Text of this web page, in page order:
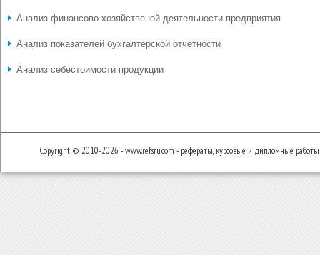
Анализ финансово-хозяйственой деятельности предприятия
Анализ показателей бухгалтерской отчетности
Анализ себестоимости продукции
Copyright © 2010-2026 - www.refsru.com - рефераты, курсовые и дипломные работы